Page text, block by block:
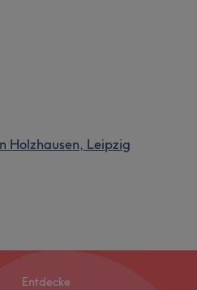
Holzhausen, Leipzig
Entdecke